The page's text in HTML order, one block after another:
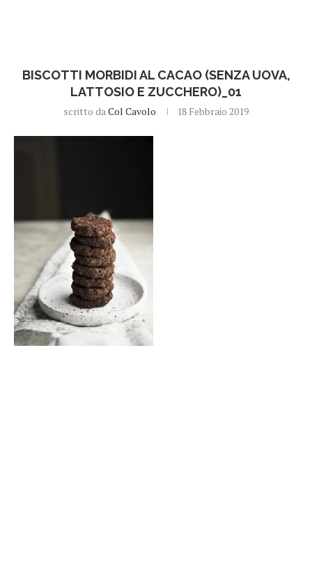
BISCOTTI MORBIDI AL CACAO (SENZA UOVA,
LATTOSIO E ZUCCHERO)_01
scritto daCol Cavolo 18 Febbraio 2019